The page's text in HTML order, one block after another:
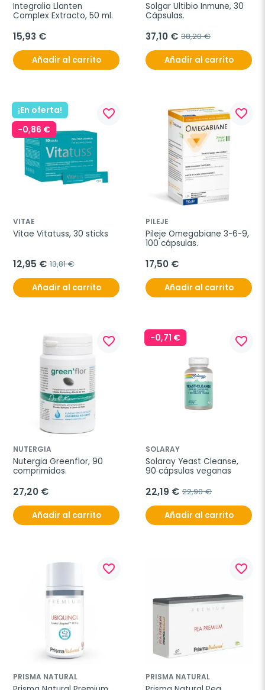
Integralia Llanten
Complex Extracto, 50 ml.
15,93 €
Añadir al carrito
Solgar Ultibio Inmune, 30
Cápsulas.
37,10 € 38,20 €
Añadir al carrito
¡En oferta!
-0,86 €
favorite_border
VITAE
Vitae Vitatuss, 30 sticks
12,95 € 13,81 €
Añadir al carrito
favorite_border
PILEJE
Pileje Omegabiane 3-6-9,
100 cápsulas.
17,50 €
Añadir al carrito
favorite_border
NUTERGIA
Nutergia Greenflor, 90
comprimidos.
27,20 €
Añadir al carrito
-0,71 € favorite_border
SOLARAY
Solaray Yeast Cleanse,
90 cápsulas veganas
22,19 € 22,90 €
Añadir al carrito
favorite_border
PRISMA NATURAL
favorite_border
PRISMA NATURAL